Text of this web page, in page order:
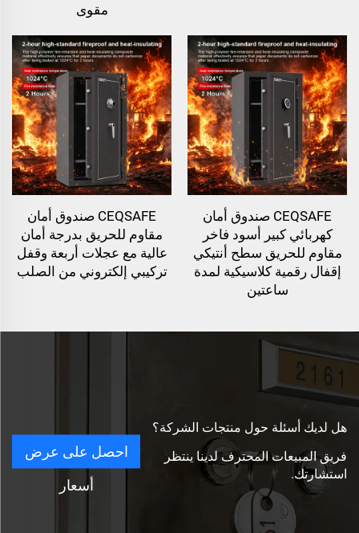
مقوى
CEQSAFE صندوق أمان
كهربائي كبير أسود فاخر
مقاوم للحريق سطح أنتيكي
إقفال رقمية كلاسيكية لمدة
ساعتين
CEQSAFE صندوق أمان
مقاوم للحريق بدرجة أمان
عالية مع عجلات أربعة وقفل
تركيبي إلكتروني من الصلب
هل لديك أسئلة حول منتجات الشركة؟
فريق المبيعات المحترف لدينا ينتظر
استشارتك.
احصل على عرض
أسعار